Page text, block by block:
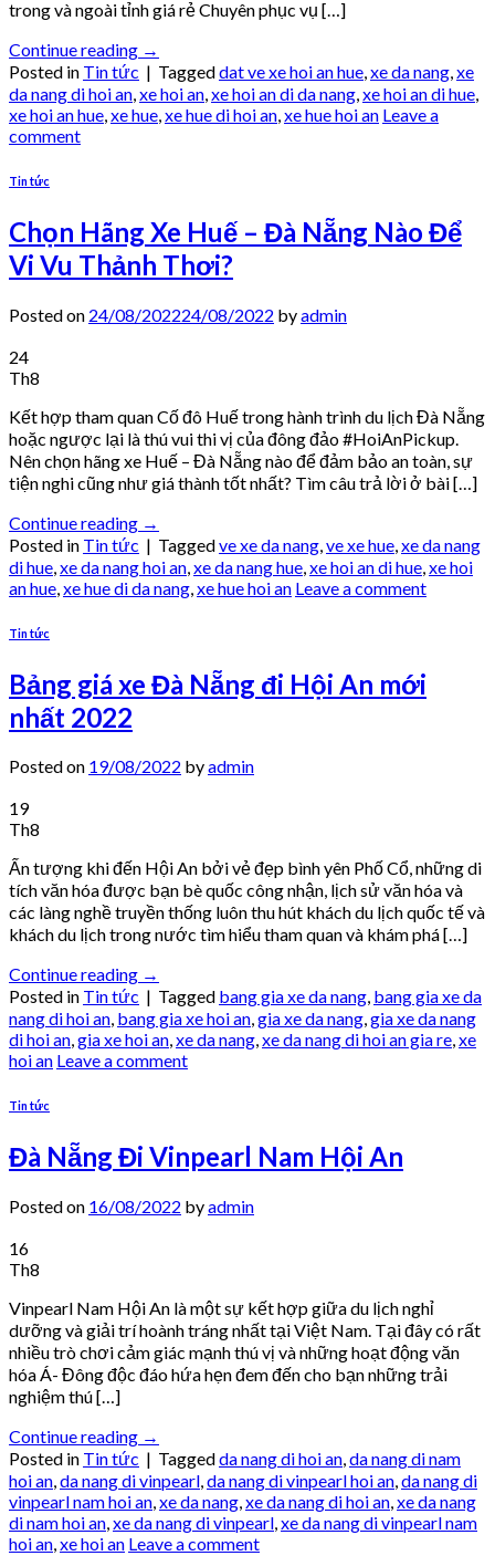
trong và ngoài tỉnh giá rẻ Chuyên phục vụ […]
Continue reading →
Posted in Tin tức | Taggeddat ve xe hoi an hue xe da nang xe
da nang di hoi an xe hoi an xe hoi an di da nang xe hoi an di hue
xe hoi an hue xe hue xe hue di hoi an xe hue hoi an Leave a
comment
Tin tức
Chọn Hãng Xe Huế – Đà Nẵng Nào Để
Vi Vu Thảnh Thơi?
Posted on 24/08/202224/08/2022 byadmin
24
Th8
Kết hợp tham quan Cố đô Huế trong hành trình du lịch Đà Nẵng
hoặc ngược lại là thú vui thi vị của đông đảo #HoiAnPickup.
Nên chọn hãng xe Huế – Đà Nẵng nào để đảm bảo an toàn, sự
tiện nghi cũng như giá thành tốt nhất? Tìm câu trả lời ở bài […]
Continue reading →
Posted in Tin tức | Taggedve xe da nang ve xe hue xe da nang
di hue xe da nang hoi an xe da nang hue xe hoi an di hue xe hoi
an hue xe hue di da nang xe hue hoi an Leave a comment
Tin tức
Bảng giá xe Đà Nẵng đi Hội An mới
nhất 2022
Posted on 19/08/2022 byadmin
19
Th8
Ấn tượng khi đến Hội An bởi vẻ đẹp bình yên Phố Cổ, những di
tích văn hóa được bạn bè quốc công nhận, lịch sử văn hóa và
các làng nghề truyền thống luôn thu hút khách du lịch quốc tế và
khách du lịch trong nước tìm hiểu tham quan và khám phá […]
Continue reading →
Posted in Tin tức | Tagged bang gia xe da nang, bang gia xe da
nang di hoi an, bang gia xe hoi an,gia xe da nang,gia xe da nang
di hoi an,gia xe hoi an,xe da nang,xe da nang di hoi an gia re,xe
hoi an Leave a comment
Tin tức
Đà Nẵng Đi Vinpearl Nam Hội An
Posted on 16/08/2022 byadmin
16
Th8
Vinpearl Nam Hội An là một sự kết hợp giữa du lịch nghỉ
dưỡng và giải trí hoành tráng nhất tại Việt Nam. Tại đây có rất
nhiều trò chơi cảm giác mạnh thú vị và những hoạt động văn
hóa Á- Đông độc đáo hứa hẹn đem đến cho bạn những trải
nghiệm thú […]
Continue reading →
Posted in Tin tức | Taggedda nang di hoi an,da nang di nam
hoi an,da nang di vinpearl,da nang di vinpearl hoi an,da nang di
vinpearl nam hoi an,xe da nang,xe da nang di hoi an,xe da nang
di nam hoi an,xe da nang di vinpearl,xe da nang di vinpearl nam
hoi an,xe hoi an Leave a comment